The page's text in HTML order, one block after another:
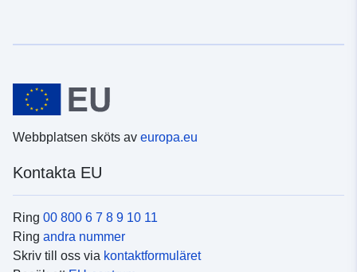
Webbplatsen sköts av europa.eu
Kontakta EU
Ring 00 800 6 7 8 9 10 11
Ring andra nummer
Skriv till oss via kontaktformuläret